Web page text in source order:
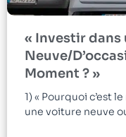
« Investir dans
Neuve/
Moment ? »
1) « Pourquoi c’est
une voiture neuve